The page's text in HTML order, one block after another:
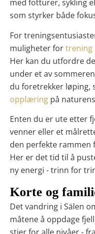
med fotturer, sykling
som styrker både
For
muligheter fortrening
Her kan du utfordre
under et av
du foretrekker løping,
opplæring på
Enten du er ute etter
venner eller et
den perfekte rammen
Her er det tid til å
ny energi - trinn for
Korte og
Detvandring i Sälen
måtene å oppdage
stier for alle nivåer -